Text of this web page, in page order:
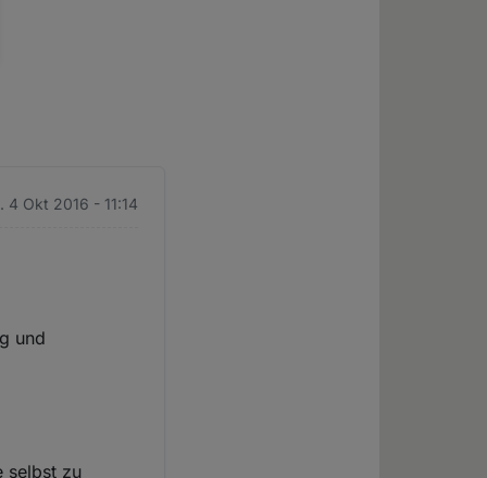
4 Okt 2016 - 11:14
und
selbst zu